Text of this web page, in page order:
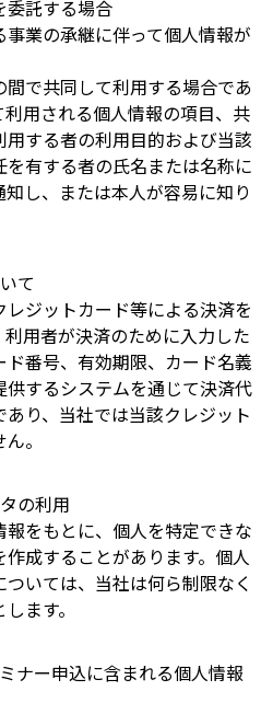
委託する場合
業の承継に伴って個人情報が
で共同して利用する場合であ
用される個人情報の項目、共
する者の利用目的および当該
有する者の氏名または名称に
し、または本人が容易に知り
て
ジットカード等による決済を
用者が決済のために入力した
番号、有効期限、カード名義
するシステムを通じて決済代
り、当社では当該クレジット
。
の利用
をもとに、個人を特定できな
成することがあります。個人
いては、当社は何ら制限なく
ます。
ナー申込に含まれる個人情報